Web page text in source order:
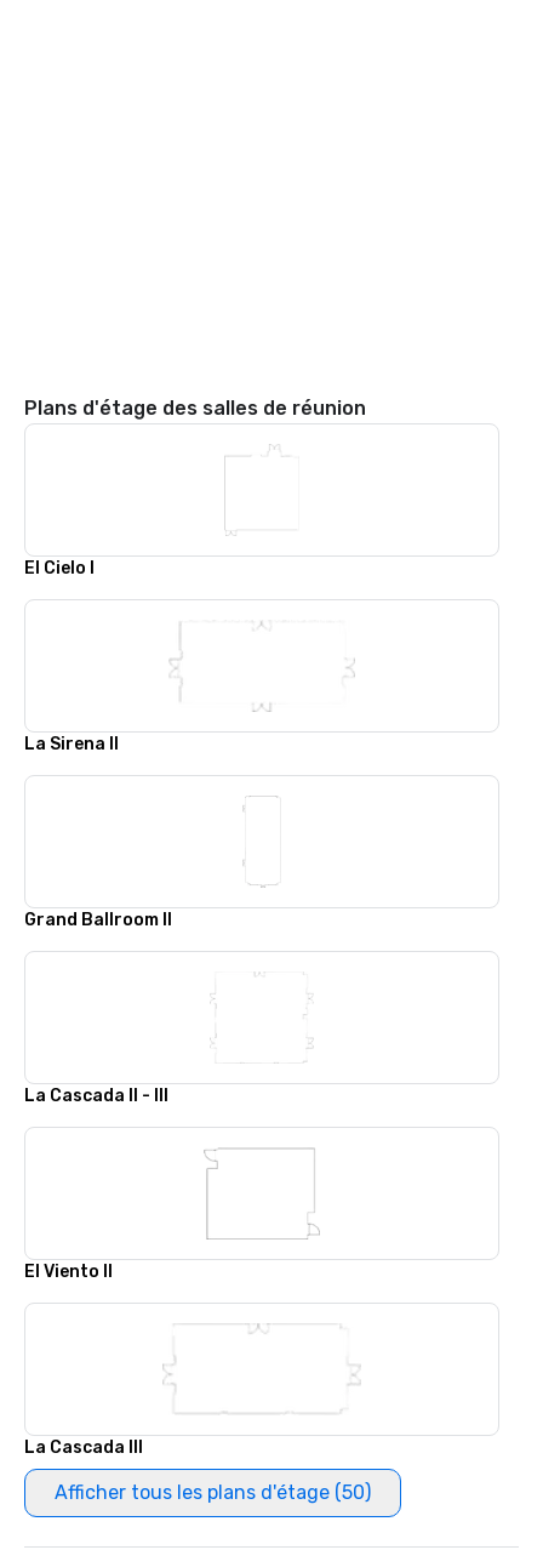
Plans d'étage des salles de réunion
El Cielo I
La Sirena II
Grand Ballroom II
La Cascada II - III
El Viento II
La Cascada III
Afficher tous les plans d'étage (50)